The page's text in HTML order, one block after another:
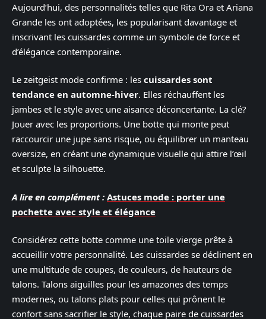
Aujourd’hui, des personnalités telles que Rita Ora et Ariana
Grande les ont adoptées, les popularisant davantage et
inscrivant les cuissardes comme un symbole de force et
d’élégance contemporaine.
Le zeitgeist mode confirme : les cuissardes sont
tendance en automne-hiver. Elles réchauffent les
jambes et le style avec une aisance déconcertante. La clé?
Jouer avec les proportions. Une botte qui monte peut
raccourcir une jupe sans risque, ou équilibrer un manteau
oversize, en créant une dynamique visuelle qui attire l’œil
et sculpte la silhouette.
A lire en complément : Astuces mode : porter une
pochette avec style et élégance
Considérez cette botte comme une toile vierge prête à
accueillir votre personnalité. Les cuissardes se déclinent en
une multitude de coupes, de couleurs, de hauteurs de
talons. Talons aiguilles pour les amazones des temps
modernes, ou talons plats pour celles qui prônent le
confort sans sacrifier le style, chaque paire de cuissardes